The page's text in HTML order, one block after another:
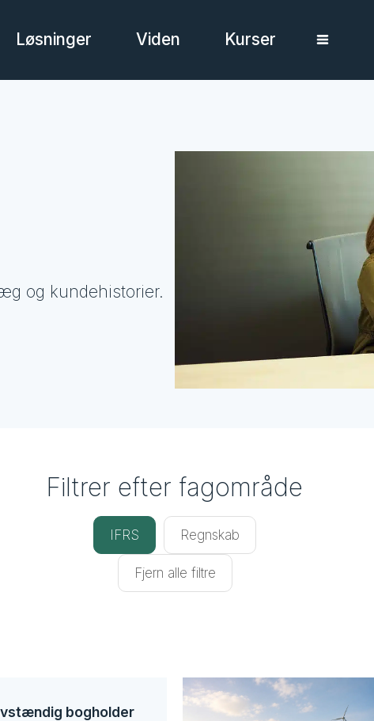
Løsninger Viden Kurser
og kundehistorier.
Filtrer efter fagområde
IFRS Regnskab
Fjern alle filtre
bogholder